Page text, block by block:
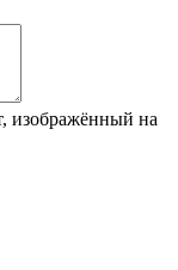
изображённый на